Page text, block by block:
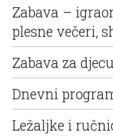
Zabava –
plesne večeri,
Zabava za djecu
Dnevni
Ležaljke i